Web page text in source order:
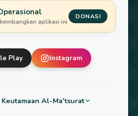
aplikasi ini
DONASI
Play Instagram
Al-Ma'tsurat